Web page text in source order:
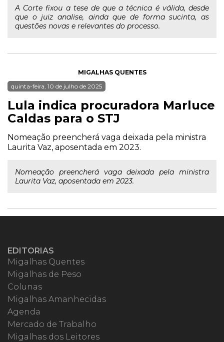
A Corte fixou a tese de que a técnica é válida, desde
que o juiz analise, ainda que de forma sucinta, as
questões novas e relevantes do processo.
MIGALHAS QUENTES
quinta-feira, 10 de julho de 2025
Lula indica procuradora Marluce
Caldas para o STJ
Nomeação preencherá vaga deixada pela ministra
Laurita Vaz, aposentada em 2023.
Nomeação preencherá vaga deixada pela ministra
Laurita Vaz, aposentada em 2023.
EDITORIAS
Migalhas Quentes
Migalhas de Peso
Colunas
Migalhas Amanhecidas
Agenda
Mercado de Trabalho
Migalhas dos Leitores